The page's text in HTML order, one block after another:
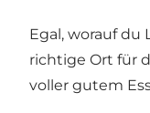
Egal, worauf du
richtige Ort für
voller gutem